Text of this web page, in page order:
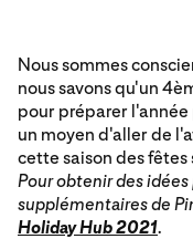
Nous sommes
nous savons qu'un
pour préparer
un moyen d'aller de
cette saison des
Pour obtenir des
supplémentaires de
Holiday Hub​ 2021.